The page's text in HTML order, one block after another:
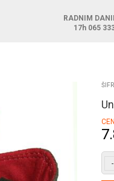
RADNIM
17h 065
-